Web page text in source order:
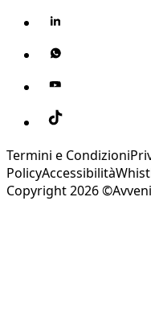
Termini e Condizioni
PolicyAccessibilità
Copyright 2026